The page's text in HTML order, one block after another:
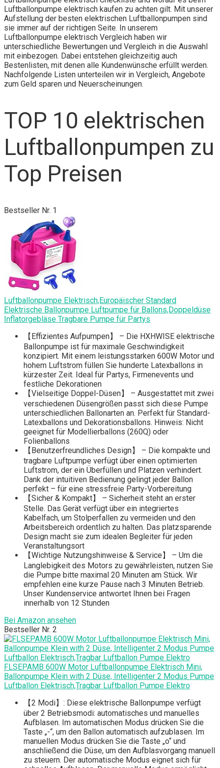
Luftballonpumpe elektrisch kaufen zu achten gilt. Mit unserer
Aufstellung der besten elektrischen Luftballonpumpen sind
sie immer auf der richtigen Seite. In unserem
Luftballonpumpe elektrisch Vergleich haben wir
unterschiedliche Bewertungen und Vergleich in die Auswahl
mit einbezogen. Dabei entstehen gleichzeitig auch
Bestenlisten, mit denen alle Kundenwünsche erfüllt werden.
Nachfolgende Listen unterteilen wir in Vergleich, Angebote
zum Geld sparen und Neuerscheinungen.
TOP 10 elektrischen
Luftballonpumpen zu
Top Preisen
Bestseller Nr. 1
Luftballonpumpe Elektrisch,Europäischer Standard
Elektrische Ballonpumpe Luftpumpe für Ballons,Doppeldüse
Inflatorgebläse Tragbare Pumpe für Partys
【Effizientes Aufpumpen】 – Die HXHWISE elektrische
Ballonpumpe ist für maximale Geschwindigkeit
konzipiert. Mit einem leistungsstarken 600W Motor und
hohem Luftstrom füllen Sie hunderte Latexballons in
kürzester Zeit. Ideal für Partys, Firmenevents und
festliche Dekorationen
【Vielseitige Doppel-Düsen】 – Ausgestattet mit zwei
verschiedenen Düsengrößen passt sich diese Pumpe
unterschiedlichen Ballonarten an. Perfekt für Standard-
Latexballons und Dekorationsballons. Hinweis: Nicht
geeignet für Modellierballons (260Q) oder
Folienballons
【Benutzerfreundliches Design】 – Die kompakte und
tragbare Luftpumpe verfügt über einen optimierten
Luftstrom, der ein Überfüllen und Platzen verhindert.
Dank der intuitiven Bedienung gelingt jeder Ballon
perfekt – für eine stressfreie Party-Vorbereitung
【Sicher & Kompakt】 – Sicherheit steht an erster
Stelle. Das Gerät verfügt über ein integriertes
Kabelfach, um Stolperfallen zu vermeiden und den
Arbeitsbereich ordentlich zu halten. Das platzsparende
Design macht sie zum idealen Begleiter für jeden
Veranstaltungsort
【Wichtige Nutzungshinweise & Service】 – Um die
Langlebigkeit des Motors zu gewährleisten, nutzen Sie
die Pumpe bitte maximal 20 Minuten am Stück. Wir
empfehlen eine kurze Pause nach 3 Minuten Betrieb.
Unser Kundenservice antwortet Ihnen bei Fragen
innerhalb von 12 Stunden
Bei Amazon ansehen
Bestseller Nr. 2
FLSEPAMB 600W Motor Luftballonpumpe Elektrisch Mini,
Ballonpumpe Klein with 2 Düse, Intelligenter 2 Modus Pumpe
Luftballon Elektrisch,Tragbar Luftballon Pumpe Elektro
【2 Modi】: Diese elektrische Ballonpumpe verfügt
über 2 Betriebsmodi: automatisches und manuelles
Aufblasen. Im automatischen Modus drücken Sie die
Taste „-“, um den Ballon automatisch aufzublasen. Im
manuellen Modus drücken Sie die Taste „o“ und
anschließend die Düse, um den Aufblasvorgang manuell
zu steuern. Der automatische Modus eignet sich für